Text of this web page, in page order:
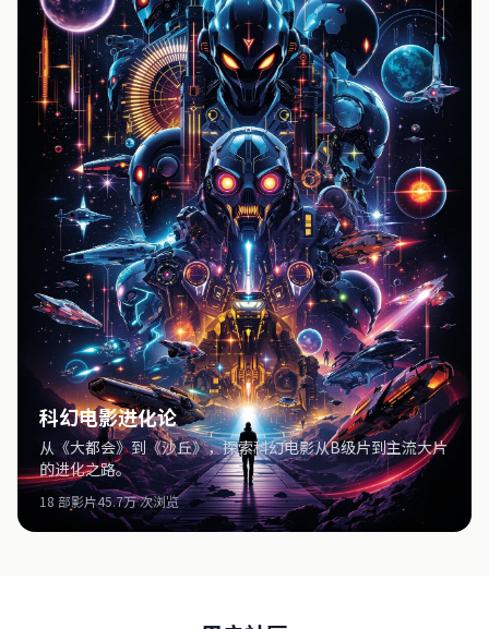
科幻电影进化论
从《大都会》到《沙丘》，探索科幻电影从B级片到主流大片
的进化之路。
18 部影片45.7万 次浏览